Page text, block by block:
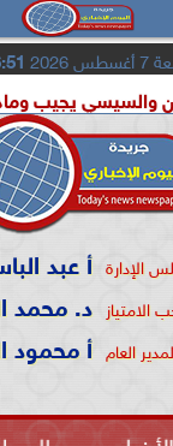
  
2026
وماذا بعد
الإدارة أ عبد
الامتياز د. محمد
العام أ محمود